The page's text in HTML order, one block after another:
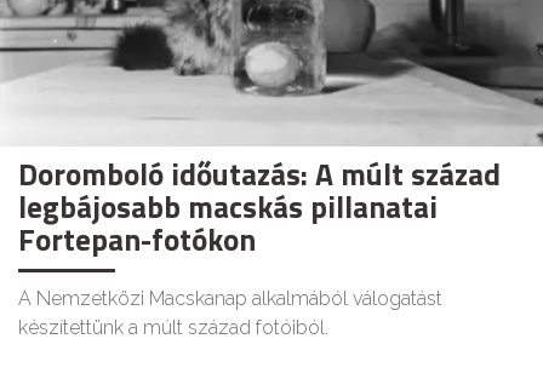
Doromboló időutazás: A múlt század
legbájosabb macskás pillanatai
Fortepan-fotókon
A Nemzetközi Macskanap alkalmából válogatást
készítettünk a múlt század fotóiból.